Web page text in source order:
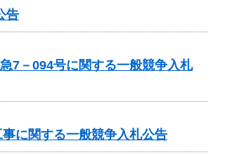
告
7－094号に関する一般競争入札
に関する一般競争入札公告